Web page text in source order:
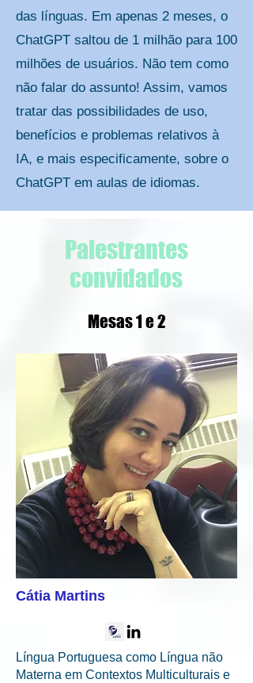
das línguas. Em apenas 2 meses, o
ChatGPT saltou de 1 milhão para 100
milhões de usuários. Não tem como
não falar do assunto! Assim, vamos
tratar das possibilidades de uso,
benefícios e problemas relativos à
IA, e mais especificamente, sobre o
ChatGPT em aulas de idiomas.
Palestrantes
convidados
Mesas 1 e 2
Cátia Martins
Língua Portuguesa como Língua não
Materna em Contextos Multiculturais e